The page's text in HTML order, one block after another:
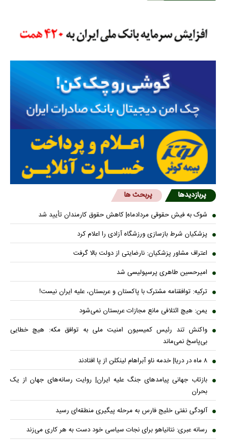
پربازدیدها پربحث ها
شوک به فیش حقوقی مردادماه| کاهش حقوق کارمندان تأیید شد
پزشکیان شرط بازسازی ورزشگاه آزادی را اعلام کرد
اعتراف مشاور پزشکیان: نارضایتی از دولت بالا گرفت
امیرحسین طاهری پرسپولیسی شد
ترکیه: توافقنامه مشترک با پاکستان و عربستان، علیه ایران نیست!
یمن: هیچ ائتلافی مانع مجازات عربستان نمی‌شود
واکنش تند رئیس کمیسیون امنیت ملی به توافق مکه: هیچ خطایی
بی‌پاسخ نمی‌ماند
۸ ماه در دریا| خدمه ناو آبراهام لینکلن از پا افتادند
بازتاب جهانی پیامدهای جنگ علیه ایران| روایت رسانه‌های جهان از یک
بحران
آلودگی نفتی خلیج فارس به مرحله پیگیری منطقه‌ای رسید
رسانه عبری: نتانیاهو برای نجات سیاسی خود دست به هر کاری می‌زند